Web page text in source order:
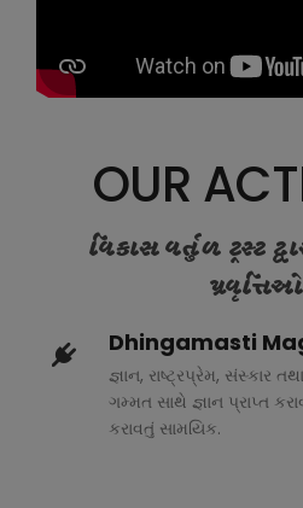
OUR
વિકાસ વર્તુળ ટ્રસ્ટ
Dhingamasti
જ્ઞાન, રાષ્ટ્રપ્રેમ, સંસ્કાર
ગમ્મત સાથે જ્ઞાન પ્રાપ્ત
કરાવતું સામયિક.